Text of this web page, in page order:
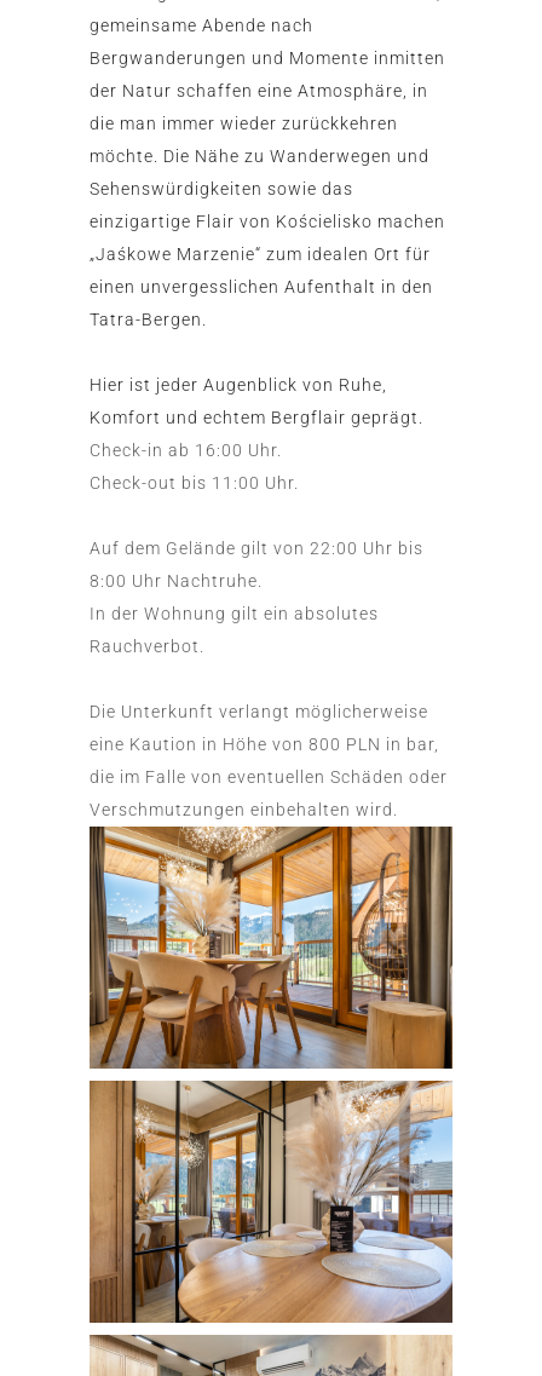
gemeinsame Abende nach
Bergwanderungen und Momente inmitten
der Natur schaffen eine Atmosphäre, in
die man immer wieder zurückkehren
möchte. Die Nähe zu Wanderwegen und
Sehenswürdigkeiten sowie das
einzigartige Flair von Kościelisko machen
„Jaśkowe Marzenie“ zum idealen Ort für
einen unvergesslichen Aufenthalt in den
Tatra-Bergen.
Hier ist jeder Augenblick von Ruhe,
Komfort und echtem Bergflair geprägt.
Check-in ab 16:00 Uhr.
Check-out bis 11:00 Uhr.
Auf dem Gelände gilt von 22:00 Uhr bis
8:00 Uhr Nachtruhe.
In der Wohnung gilt ein absolutes
Rauchverbot.
Die Unterkunft verlangt möglicherweise
eine Kaution in Höhe von 800 PLN in bar,
die im Falle von eventuellen Schäden oder
Verschmutzungen einbehalten wird.